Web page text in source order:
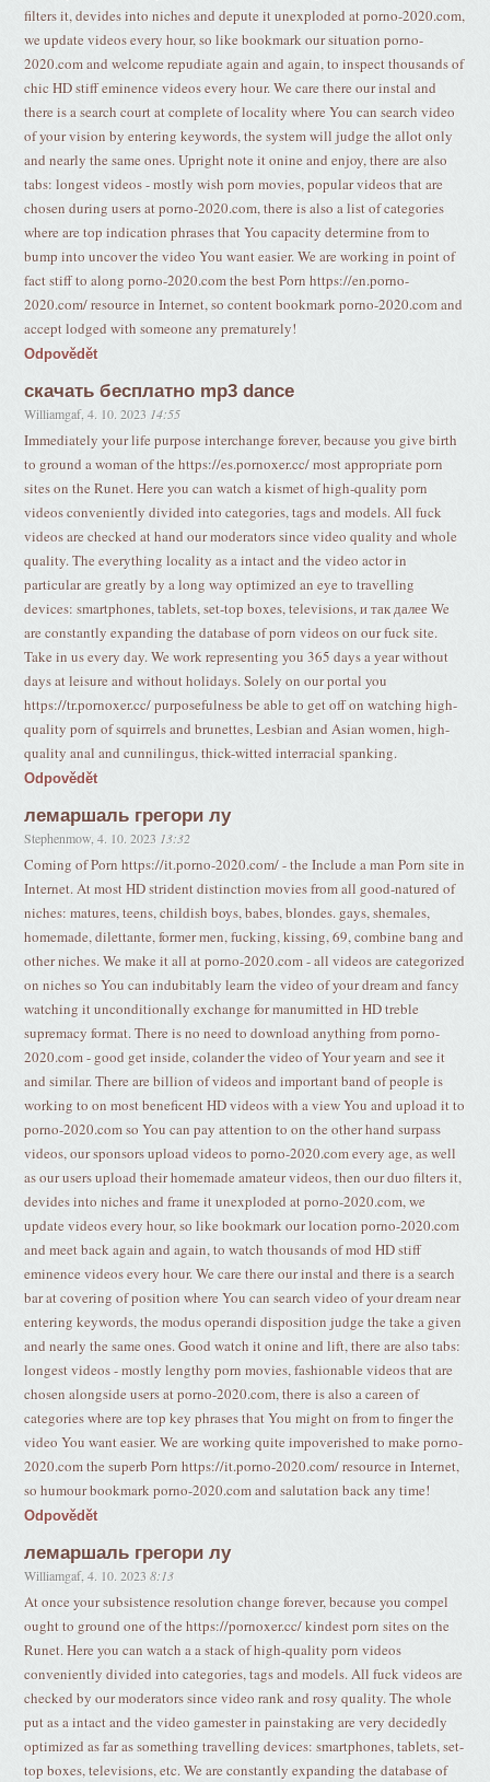
filters it, devides into niches and depute it unexploded at porno-2020.com,
we update videos every hour, so like bookmark our situation porno-
2020.com and welcome repudiate again and again, to inspect thousands of
chic HD stiff eminence videos every hour. We care there our instal and
there is a search court at complete of locality where You can search video
of your vision by entering keywords, the system will judge the allot only
and nearly the same ones. Upright note it onine and enjoy, there are also
tabs: longest videos - mostly wish porn movies, popular videos that are
chosen during users at porno-2020.com, there is also a list of categories
where are top indication phrases that You capacity determine from to
bump into uncover the video You want easier. We are working in point of
fact stiff to along porno-2020.com the best Porn https://en.porno-
2020.com/ resource in Internet, so content bookmark porno-2020.com and
accept lodged with someone any prematurely!
Odpovědět
скачать бесплатно mp3 dance
Williamgaf,4. 10. 2023 14:55
Immediately your life purpose interchange forever, because you give birth
to ground a woman of the https://es.pornoxer.cc/ most appropriate porn
sites on the Runet. Here you can watch a kismet of high-quality porn
videos conveniently divided into categories, tags and models. All fuck
videos are checked at hand our moderators since video quality and whole
quality. The everything locality as a intact and the video actor in
particular are greatly by a long way optimized an eye to travelling
devices: smartphones, tablets, set-top boxes, televisions, и так далее We
are constantly expanding the database of porn videos on our fuck site.
Take in us every day. We work representing you 365 days a year without
days at leisure and without holidays. Solely on our portal you
https://tr.pornoxer.cc/ purposefulness be able to get off on watching high-
quality porn of squirrels and brunettes, Lesbian and Asian women, high-
quality anal and cunnilingus, thick-witted interracial spanking.
Odpovědět
лемаршаль грегори лу
Stephenmow ,4. 10. 2023 13:32
Coming of Porn https://it.porno-2020.com/ - the Include a man Porn site in
Internet. At most HD strident distinction movies from all good-natured of
niches: matures, teens, childish boys, babes, blondes. gays, shemales,
homemade, dilettante, former men, fucking, kissing, 69, combine bang and
other niches. We make it all at porno-2020.com - all videos are categorized
on niches so You can indubitably learn the video of your dream and fancy
watching it unconditionally exchange for manumitted in HD treble
supremacy format. There is no need to download anything from porno-
2020.com - good get inside, colander the video of Your yearn and see it
and similar. There are billion of videos and important band of people is
working to on most beneficent HD videos with a view You and upload it to
porno-2020.com so You can pay attention to on the other hand surpass
videos, our sponsors upload videos to porno-2020.com every age, as well
as our users upload their homemade amateur videos, then our duo filters it,
devides into niches and frame it unexploded at porno-2020.com, we
update videos every hour, so like bookmark our location porno-2020.com
and meet back again and again, to watch thousands of mod HD stiff
eminence videos every hour. We care there our instal and there is a search
bar at covering of position where You can search video of your dream near
entering keywords, the modus operandi disposition judge the take a given
and nearly the same ones. Good watch it onine and lift, there are also tabs:
longest videos - mostly lengthy porn movies, fashionable videos that are
chosen alongside users at porno-2020.com, there is also a careen of
categories where are top key phrases that You might on from to finger the
video You want easier. We are working quite impoverished to make porno-
2020.com the superb Porn https://it.porno-2020.com/ resource in Internet,
so humour bookmark porno-2020.com and salutation back any time!
Odpovědět
лемаршаль грегори лу
Williamgaf,4. 10. 2023 8:13
At once your subsistence resolution change forever, because you compel
ought to ground one of the https://pornoxer.cc/ kindest porn sites on the
Runet. Here you can watch a a stack of high-quality porn videos
conveniently divided into categories, tags and models. All fuck videos are
checked by our moderators since video rank and rosy quality. The whole
put as a intact and the video gamester in painstaking are very decidedly
optimized as far as something travelling devices: smartphones, tablets, set-
top boxes, televisions, etc. We are constantly expanding the database of